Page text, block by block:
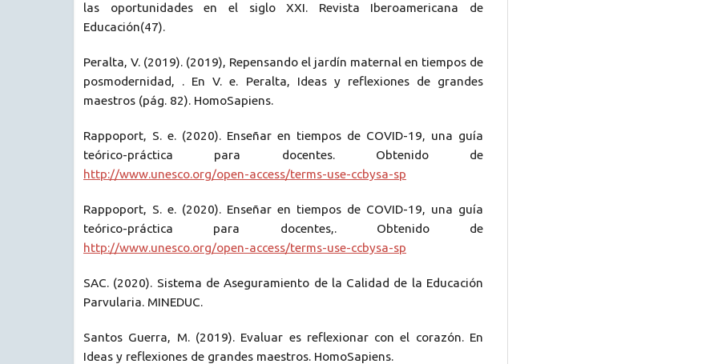
las oportunidades en el siglo XXI. Revista Iberoamericana de
Educación(47).
Peralta, V. (2019). (2019), Repensando el jardín maternal en tiempos de
posmodernidad, . En V. e. Peralta, Ideas y reflexiones de grandes
maestros (pág. 82). HomoSapiens.
Rappoport, S. e. (2020). Enseñar en tiempos de COVID-19, una guía
teórico-práctica para docentes. Obtenido de
http://www.unesco.org/open-access/terms-use-ccbysa-sp
Rappoport, S. e. (2020). Enseñar en tiempos de COVID-19, una guía
teórico-práctica para docentes,. Obtenido de
http://www.unesco.org/open-access/terms-use-ccbysa-sp
SAC. (2020). Sistema de Aseguramiento de la Calidad de la Educación
Parvularia. MINEDUC.
Santos Guerra, M. (2019). Evaluar es reflexionar con el corazón. En
Ideas y reflexiones de grandes maestros. HomoSapiens.